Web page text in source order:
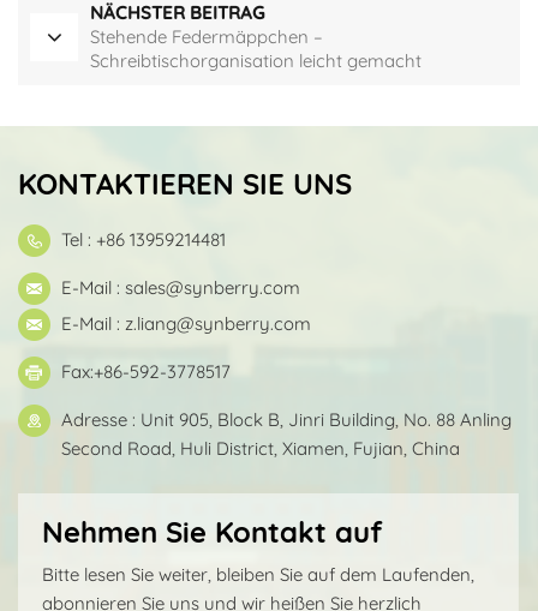
NÄCHSTER BEITRAG
Stehende Federmäppchen –
Schreibtischorganisation leicht gemacht
KONTAKTIEREN SIE UNS
Tel : +86 13959214481
E-Mail : sales@synberry.com
E-Mail : z.liang@synberry.com
Fax:+86-592-3778517
Adresse : Unit 905, Block B, Jinri Building, No. 88 Anling
Second Road, Huli District, Xiamen, Fujian, China
Nehmen Sie Kontakt auf
Bitte lesen Sie weiter, bleiben Sie auf dem Laufenden,
abonnieren Sie uns und wir heißen Sie herzlich